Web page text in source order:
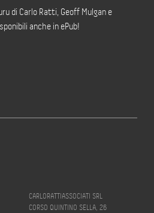
di Carlo Ratti, Geoff Mulgan e
anche in ePub!
CARLORATTIASSOCIATI SRL
CORSO QUINTINO SELLA, 26